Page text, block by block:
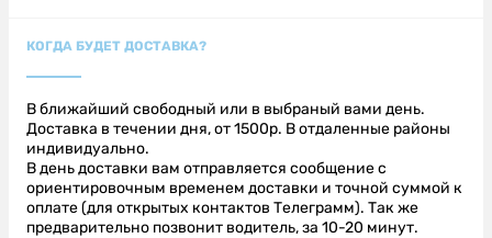
КОГДА БУДЕТ ДОСТАВКА?
В ближайший свободный или в выбраный вами день.
Доставка в течении дня, от 1500р. В отдаленные районы
индивидуально.
В день доставки вам отправляется сообщение с
ориентировочным временем доставки и точной суммой к
оплате (для открытых контактов Телеграмм). Так же
предварительно позвонит водитель, за 10-20 минут.